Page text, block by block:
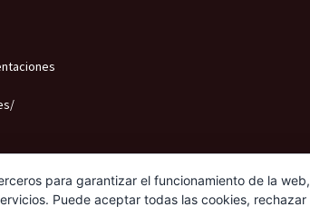
para garantizar el funcionamiento de la web,
Puede aceptar todas las cookies, rechazar